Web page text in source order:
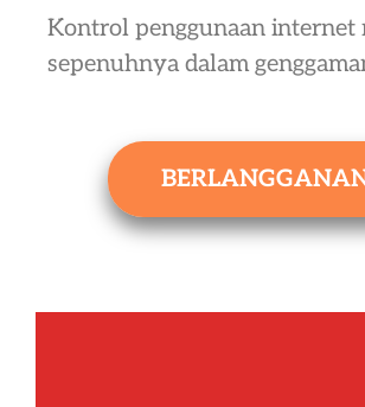
Kontrol penggunaan internet
sepenuhnya dalam